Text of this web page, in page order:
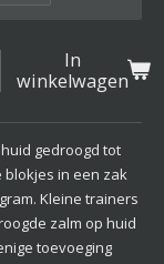
In
winkelwagen
gedroogd tot
blokjes in een zak
Kleine trainers
zalm op huid
toevoeging